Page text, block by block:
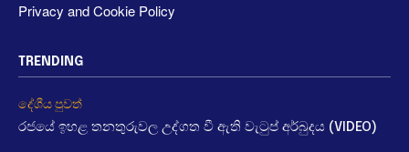
Privacy and Cookie Policy
TRENDING
දේශීය පුවත්
රජයේ ඉහළ තනතුරුවල උද්ගත වී ඇති වැටුප් අර්බුදය (VIDEO)